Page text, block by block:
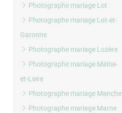
Photographe mariage Lot
Photographe mariage Lot-et-
Garonne
Photographe mariage Lozère
Photographe mariage Maine-
et-Loire
Photographe mariage Manche
Photographe mariage Marne